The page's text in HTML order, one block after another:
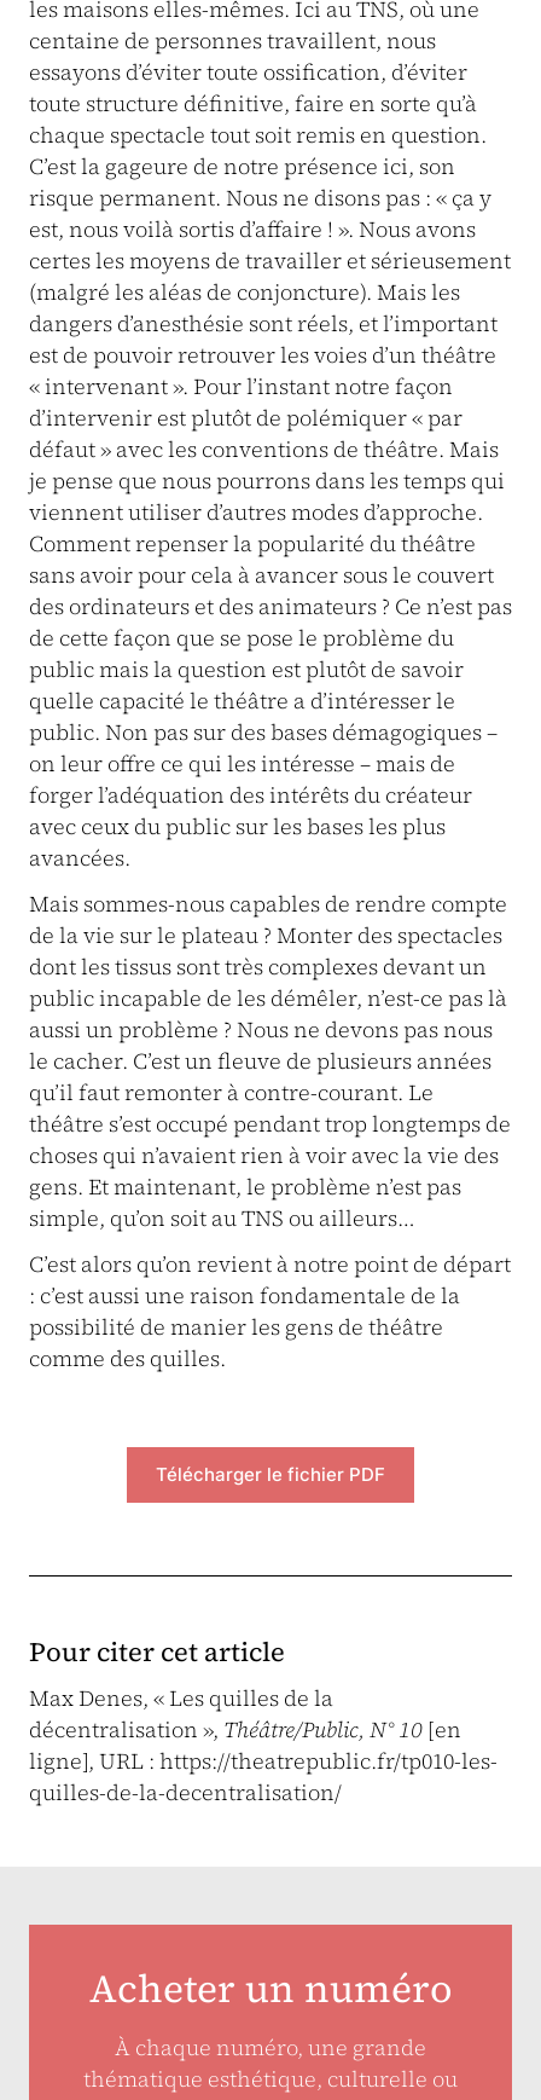
les maisons elles-mêmes. Ici au TNS, où une
centaine de personnes travaillent, nous
essayons d’éviter toute ossification, d’éviter
toute structure dé­finitive, faire en sorte qu’à
chaque spectacle tout soit remis en question.
C’est la gageure de notre présence ici, son
risque permanent. Nous ne disons pas : « ça y
est, nous voilà sortis d’affaire ! ». Nous avons
certes les moyens de travailler et sérieusement
(malgré les aléas de conjoncture). Mais les
dangers d’anesthésie sont réels, et l’important
est de pouvoir retrouver les voies d’un théâtre
« intervenant ». Pour l’instant notre façon
d’intervenir est plutôt de polémiquer « par
défaut » avec les conventions de théâtre. Mais
je pense que nous pourrons dans les temps qui
viennent utiliser d’autres modes d’approche.
Comment repenser la popularité du théâtre
sans avoir pour cela à avancer sous le couvert
des ordinateurs et des animateurs ? Ce n’est pas
de cette façon que se pose le problème du
public mais la question est plutôt de savoir
quelle capacité le théâtre a d’intéresser le
public. Non pas sur des bases démagogiques –
on leur offre ce qui les intéresse – mais de
forger l’adéquation des intérêts du créateur
avec ceux du public sur les bases les plus
avancées.
Mais sommes-nous capables de rendre compte
de la vie sur le plateau ? Monter des spectacles
dont les tissus sont très complexes devant un
public incapable de les démêler, n’est-ce pas là
aussi un problème ? Nous ne devons pas nous
le cacher. C’est un fleuve de plusieurs années
qu’il faut remonter à contre-cou­rant. Le
théâtre s’est occupé pendant trop longtemps de
choses qui n’avaient rien à voir avec la vie des
gens. Et maintenant, le problème n’est pas
simple, qu’on soit au TNS ou ailleurs…
C’est alors qu’on revient à notre point de départ
: c’est aussi une raison fondamentale de la
possibilité de manier les gens de théâtre
comme des quilles.
Télécharger le fichier PDF
Pour citer cet article
Max Denes, « Les quilles de la
décentralisation », Théâtre/Public, N° 10 [en
ligne], URL : https://theatrepublic.fr/tp010-les-
quilles-de-la-decentralisation/
Acheter un numéro
À chaque numéro, une grande
thématique esthétique, culturelle ou